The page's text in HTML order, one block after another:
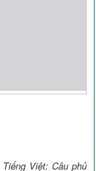
Việt: Câu phủ